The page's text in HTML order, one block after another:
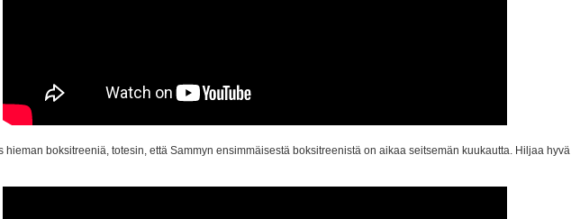
hieman boksitreeniä, totesin, että Sammyn ensimmäisestä boksitreenistä on aikaa seitsemän kuukautta. Hiljaa hyvä